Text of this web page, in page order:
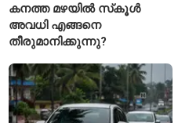
കനത്ത മഴയിൽ സ്‌കൂൾ
അവധി എങ്ങനെ
തീരുമാനിക്കുന്നു?